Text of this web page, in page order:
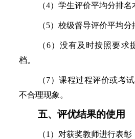
（4）学生评价平均分排名
（5）校级督导评价平均分
（6）没有及时按照要求
档。
（7）课程过程评价或考
不合理现象。
五、评优结果的使用
（1）对获奖教师进行表彰